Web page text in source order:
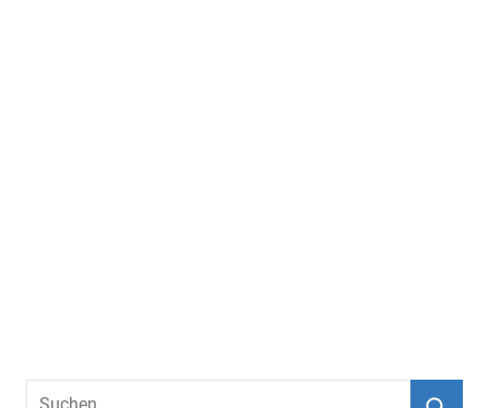
Suchen